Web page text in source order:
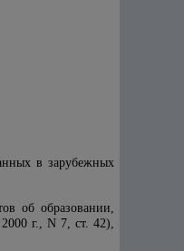
в зарубежных
об образовании,
г., N 7, ст. 42),